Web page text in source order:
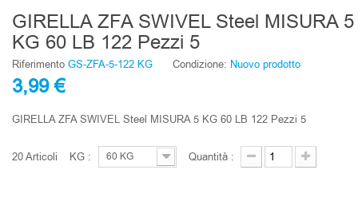
GIRELLA ZFA SWIVEL Steel MISURA 5
KG 60 LB 122 Pezzi 5
Riferimento GS-ZFA-5-122 KG Condizione: Nuovo prodotto
3,99 €
GIRELLA ZFA SWIVEL Steel MISURA 5 KG 60 LB 122 Pezzi 5
20Articoli KG : 60 KG Quantità :